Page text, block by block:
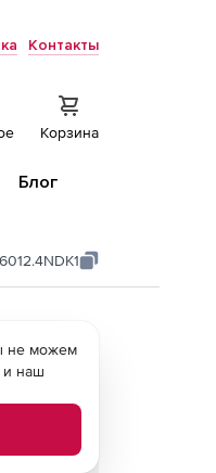
Контакты
Корзина
Блог
не можем
и наш